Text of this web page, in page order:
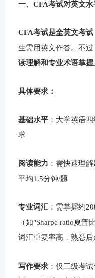
一、CFA考试对英文
CFA考试是全英文考试
生需用英文作答。不
读理解和专业术语掌握
具体要求：
基础水平 ：大学英语
求
阅读能力 ：需快速理
平均1.5分钟/题
专业词汇 ：需掌握约
（如"Sharpe ratio夏
词汇重复率高，熟悉
写作要求 ：仅三级考